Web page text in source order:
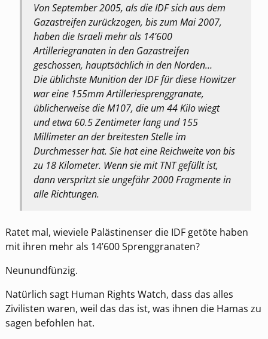
Von September 2005, als die IDF sich aus dem
Gazastreifen zurückzogen, bis zum Mai 2007,
haben die Israeli mehr als 14’600
Artilleriegranaten in den Gazastreifen
geschossen, hauptsächlich in den Norden…
Die üblichste Munition der IDF für diese Howitzer
war eine 155mm Artilleriesprenggranate,
üblicherweise die M107, die um 44 Kilo wiegt
und etwa 60.5 Zentimeter lang und 155
Millimeter an der breitesten Stelle im
Durchmesser hat. Sie hat eine Reichweite von bis
zu 18 Kilometer. Wenn sie mit TNT gefüllt ist,
dann verspritzt sie ungefähr 2000 Fragmente in
alle Richtungen.
Ratet mal, wieviele Palästinenser die IDF getöte haben
mit ihren mehr als 14’600 Sprenggranaten?
Neunundfünzig.
Natürlich sagt Human Rights Watch, dass das alles
Zivilisten waren, weil das das ist, was ihnen die Hamas zu
sagen befohlen hat.